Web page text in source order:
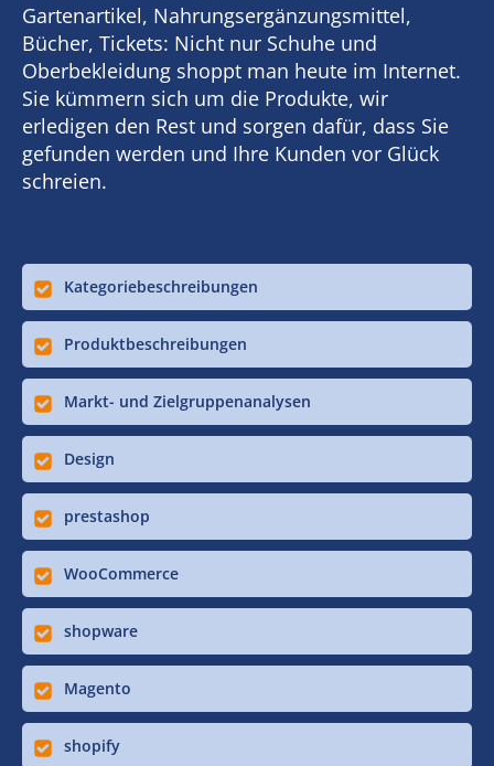
Gartenartikel, Nahrungsergänzungsmittel,
Bücher, Tickets: Nicht nur Schuhe und
Oberbekleidung shoppt man heute im Internet.
Sie kümmern sich um die Produkte, wir
erledigen den Rest und sorgen dafür, dass Sie
gefunden werden und Ihre Kunden vor Glück
schreien.
Kategoriebeschreibungen
Produktbeschreibungen
Markt- und Zielgruppenanalysen
Design
prestashop
WooCommerce
shopware
Magento
shopify